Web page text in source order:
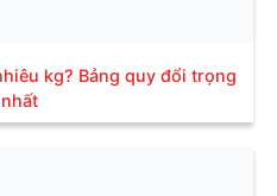
kg? Bảng quy đổi trọng